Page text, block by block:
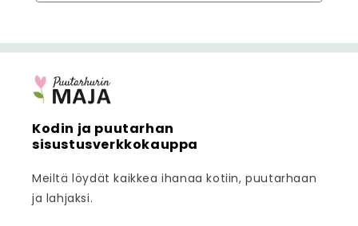
Kodin ja puutarhan
sisustusverkkokauppa
Meiltä löydät kaikkea ihanaa kotiin, puutarhaan
ja lahjaksi.